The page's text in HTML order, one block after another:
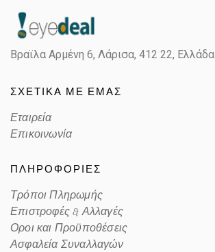
Color
Lens Color GRADIENT GRAY
Color code
Βραϊλα Αρμένη 6, Λάρισα, 412 22, Ελλάδα
ΣΧΕΤΙΚΑ ΜΕ ΕΜΑΣ
Εταιρεία
Επικοινωνία
ΠΛΗΡΟΦΟΡΙΕΣ
Τρόποι Πληρωμής
Επιστροφές & Αλλαγές
Οροι και Προϋποθέσεις
Ασφαλεία Συναλλαγών